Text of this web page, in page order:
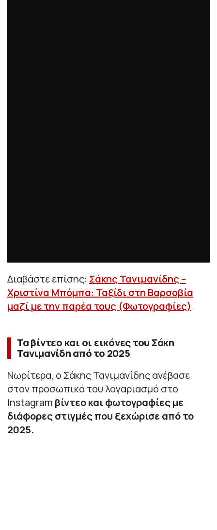
Διαβάστε επίσης: Σάκης Τανιμανίδης –
Χριστίνα Μπόμπα: Ταξίδι στη Βαρσοβία
μαζί με την παρέα τους (Φωτογραφίες)
Τα βίντεο και οι εικόνες του Σάκη
Τανιμανίδη από το 2025
Νωρίτερα, ο Σάκης Τανιμανίδης ανέβασε
στον προσωπικό του λογαριασμό στο
Instagram βίντεο και φωτογραφίες με
διάφορες στιγμές που ξεχώρισε από το
2025.